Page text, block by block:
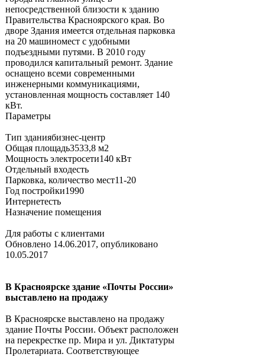
непосредственной близости к зданию
Правительства Красноярского края. Во
дворе Здания имеется отдельная парковка
на 20 машиномест с удобными
подъездными путями. В 2010 году
проводился капитальный ремонт. Здание
оснащено всеми современными
инженерными коммуникациями,
установленная мощность составляет 140
кВт.
Параметры
Тип зданиябизнес-центр
Общая площадь3533,8 м2
Мощность электросети140 кВт
Отдельный входесть
Парковка, количество мест11-20
Год постройки1990
Интернетесть
Назначение помещения
Для работы с клиентами
Обновлено 14.06.2017, опубликовано
10.05.2017
В Красноярске здание «Почты России»
выставлено на продажу
В Красноярске выставлено на продажу
здание Почты России. Объект расположен
на перекрестке пр. Мира и ул. Диктатуры
Пролетариата. Соответствующее